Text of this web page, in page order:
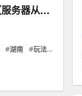
地方麻将湖南玩法,湘约游戏,字牌,跑胡子,娄底放炮【服务器从新打包】
#湖南 #玩法 #